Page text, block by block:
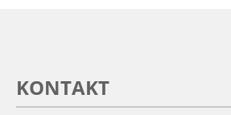
KONTAKT